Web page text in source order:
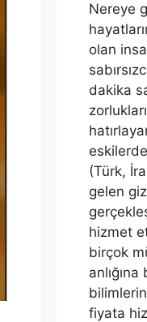
Nereye
olan
dakika
(Türk,
gelen
hizmet
birçok
fiyata